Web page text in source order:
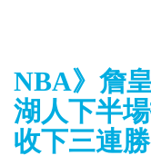
NBA》詹
湖人下半
收下三連勝